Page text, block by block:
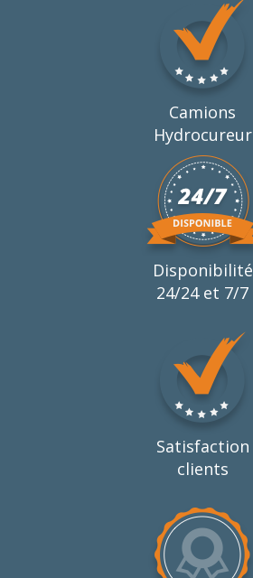
Camions
Hydrocureur
Disponibilité
24/24 et 7/7
Satisfaction
clients